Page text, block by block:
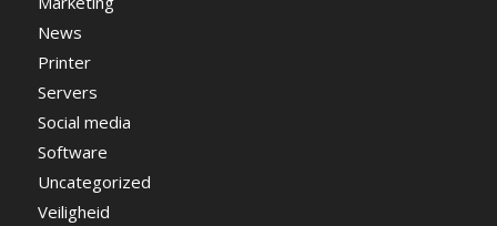
News
Printer
Servers
Social media
Software
Uncategorized
Veiligheid